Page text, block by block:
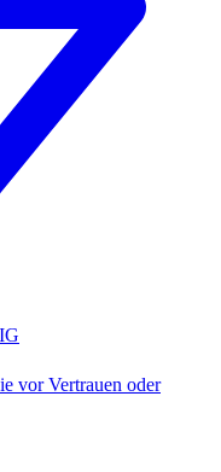
vor Vertrauen oder